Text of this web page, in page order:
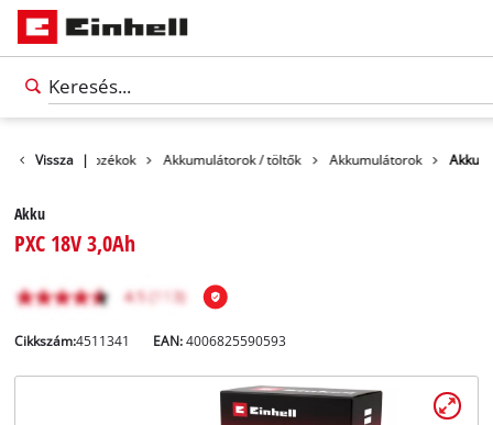
Vissza |
Tartozékok Akkumulátorok / töltők Akkumulátorok Akku
Akku
PXC 18V 3,0Ah
Cikkszám:4511341 EAN:4006825590593